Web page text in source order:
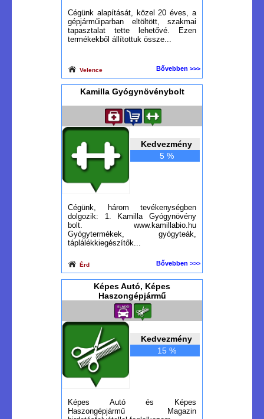
Cégünk alapítását, közel 20 éves, a
gépjárműiparban eltöltött, szakmai
tapasztalat tette lehetővé. Ezen
termékekből állítottuk össze...
Velence Bővebben >>>
Kamilla Gyógynövénybolt
Kedvezmény
5 %
Cégünk, három tevékenységben
dolgozik: 1. Kamilla Gyógynövény
bolt. www.kamillabio.hu
Gyógytermékek, gyógyteák,
táplálékkiegészítők...
Érd Bővebben >>>
Képes Autó, Képes
Haszongépjármű
Kedvezmény
15 %
Képes Autó és Képes
Haszongépjármű Magazin